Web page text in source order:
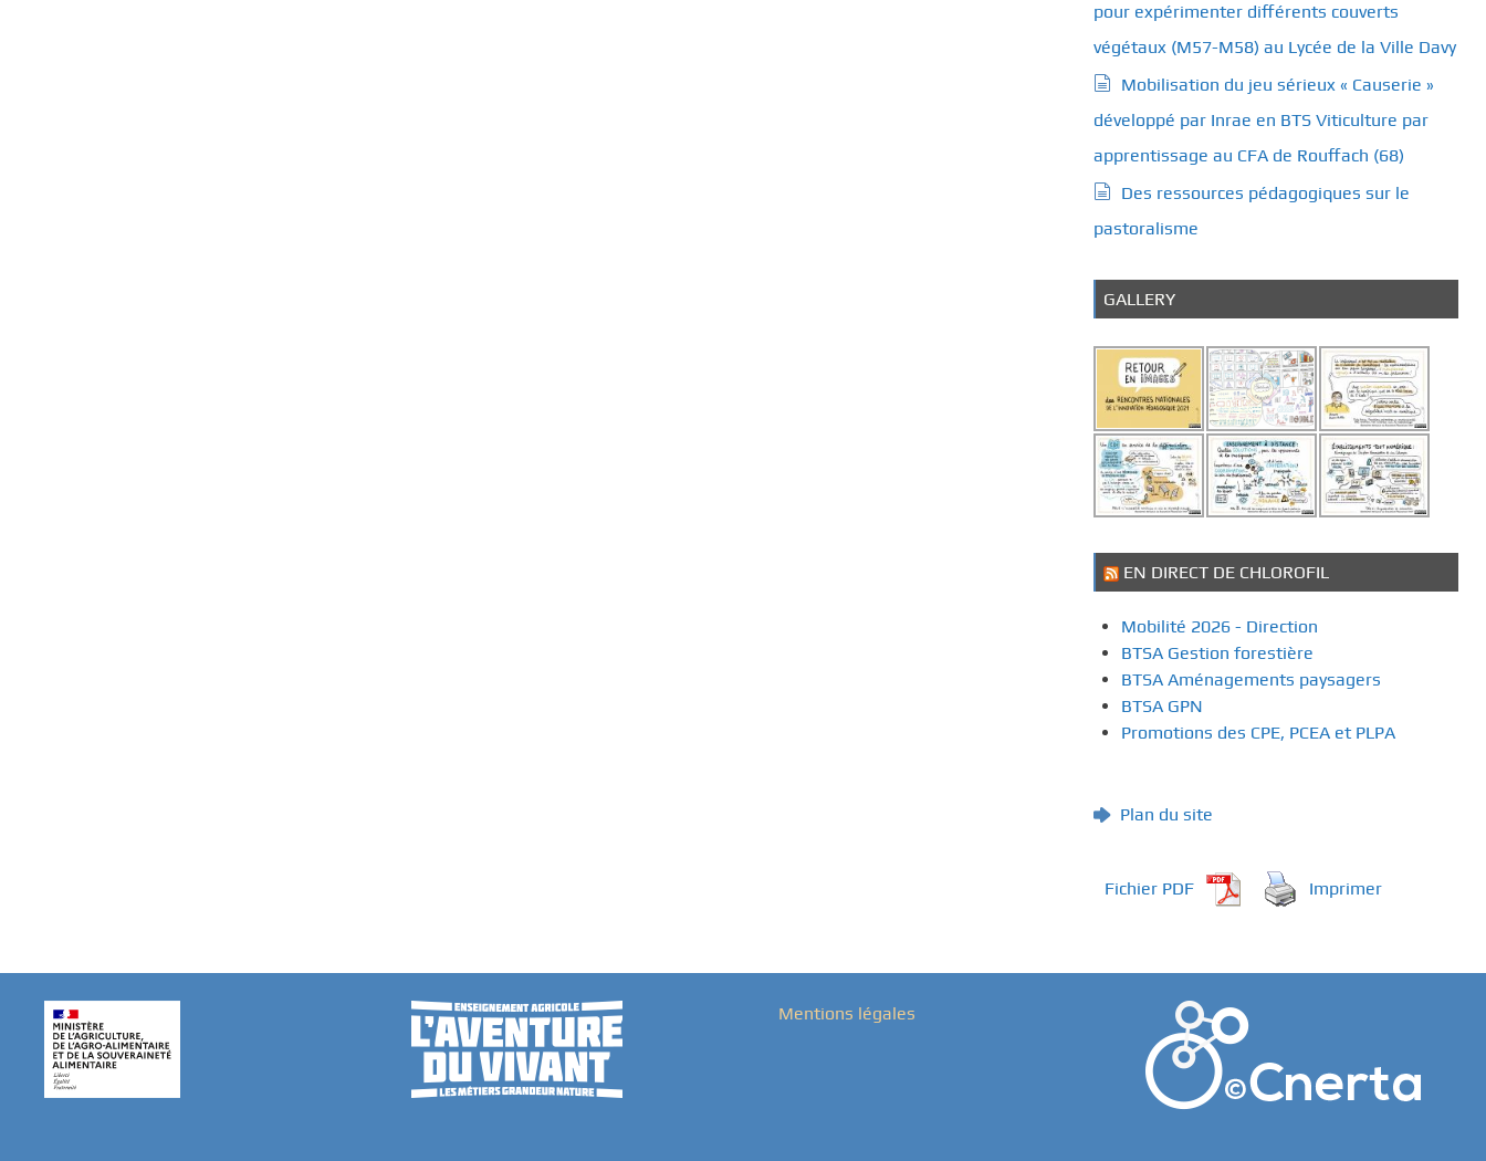
pour expérimenter différents couverts
végétaux (M57-M58) au Lycée de la Ville Davy
Mobilisation du jeu sérieux « Causerie »
développé par Inrae en BTS Viticulture par
apprentissage au CFA de Rouffach (68)
Des ressources pédagogiques sur le
pastoralisme
GALLERY
EN DIRECT DE CHLOROFIL
Mobilité 2026 - Direction
BTSA Gestion forestière
BTSA Aménagements paysagers
BTSA GPN
Promotions des CPE, PCEA et PLPA
Plan du site
Fichier PDF Imprimer
Mentions légales